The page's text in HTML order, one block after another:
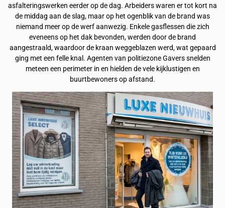
asfalteringswerken eerder op de dag. Arbeiders waren er tot kort na
de middag aan de slag, maar op het ogenblik van de brand was
niemand meer op de werf aanwezig. Enkele gasflessen die zich
eveneens op het dak bevonden, werden door de brand
aangestraald, waardoor de kraan weggeblazen werd, wat gepaard
ging met een felle knal. Agenten van politiezone Gavers snelden
meteen een perimeter in en hielden de vele kijklustigen en
buurtbewoners op afstand.